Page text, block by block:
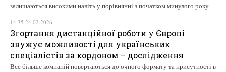
залишаються високими навіть у порівнянні з початком минулого року
14:35 24.02.2026
Згортання дистанційної роботи у Європі
звужує можливості для українських
спеціалістів за кордоном – дослідження
Все більше компаній повертаються до очного формату та присутності в